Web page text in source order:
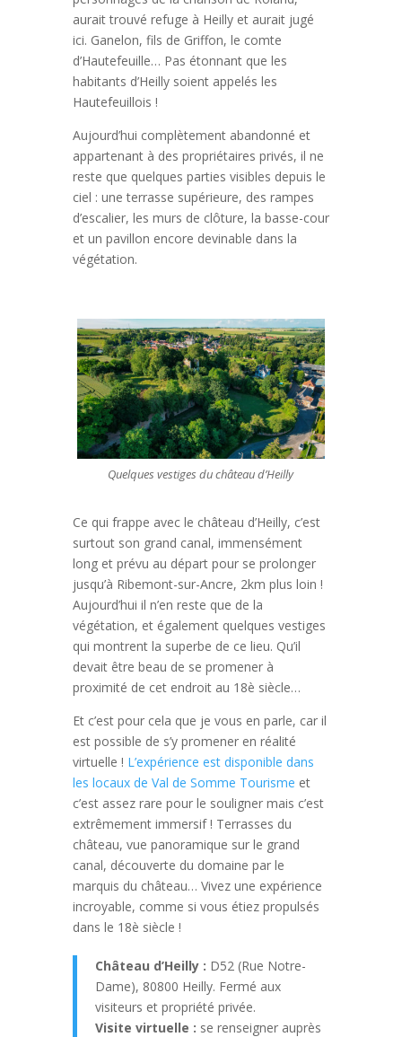
aurait trouvé refuge à Heilly et aurait jugé
ici. Ganelon, fils de Griffon, le comte
d’Hautefeuille… Pas étonnant que les
habitants d’Heilly soient appelés les
Hautefeuillois !
Aujourd’hui complètement abandonné et
appartenant à des propriétaires privés, il ne
reste que quelques parties visibles depuis le
ciel : une terrasse supérieure, des rampes
d’escalier, les murs de clôture, la basse-cour
et un pavillon encore devinable dans la
végétation.
Quelques vestiges du château d’Heilly
Ce qui frappe avec le château d’Heilly, c’est
surtout son grand canal, immensément
long et prévu au départ pour se prolonger
jusqu’à Ribemont-sur-Ancre, 2km plus loin !
Aujourd’hui il n’en reste que de la
végétation, et également quelques vestiges
qui montrent la superbe de ce lieu. Qu’il
devait être beau de se promener à
proximité de cet endroit au 18è siècle…
Et c’est pour cela que je vous en parle, car il
est possible de s’y promener en réalité
virtuelle ! L’expérience est disponible dans
les locaux de Val de Somme Tourisme et
c’est assez rare pour le souligner mais c’est
extrêmement immersif ! Terrasses du
château, vue panoramique sur le grand
canal, découverte du domaine par le
marquis du château… Vivez une expérience
incroyable, comme si vous étiez propulsés
dans le 18è siècle !
Château d’Heilly : D52 (Rue Notre-
Dame), 80800 Heilly. Fermé aux
visiteurs et propriété privée.
Visite virtuelle : se renseigner auprès